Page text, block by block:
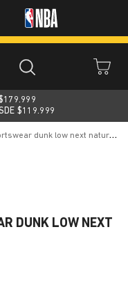
179.999
$119.999
dunk low next nature mujer
DUNK LOW NEXT